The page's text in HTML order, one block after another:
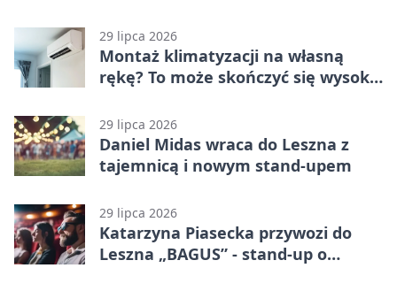
29 lipca 2026
Montaż klimatyzacji na własną
rękę? To może skończyć się wysoką
29 lipca 2026
Daniel Midas wraca do Leszna z
tajemnicą i nowym stand-upem
29 lipca 2026
Katarzyna Piasecka przywozi do
Leszna „BAGUS” - stand-up o